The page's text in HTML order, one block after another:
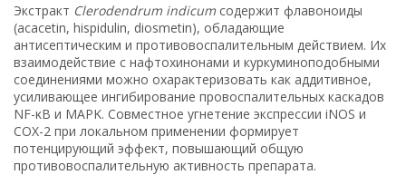
Экстракт Clerodendrum indicum содержит флавоноиды
(acacetin, hispidulin, diosmetin), обладающие
антисептическим и противовоспалительным действием. Их
взаимодействие с нафтохинонами и куркуминоподобными
соединениями можно охарактеризовать как аддитивное,
усиливающее ингибирование провоспалительных каскадов
NF-κB и MAPK. Совместное угнетение экспрессии iNOS и
COX-2 при локальном применении формирует
потенцирующий эффект, повышающий общую
противовоспалительную активность препарата.